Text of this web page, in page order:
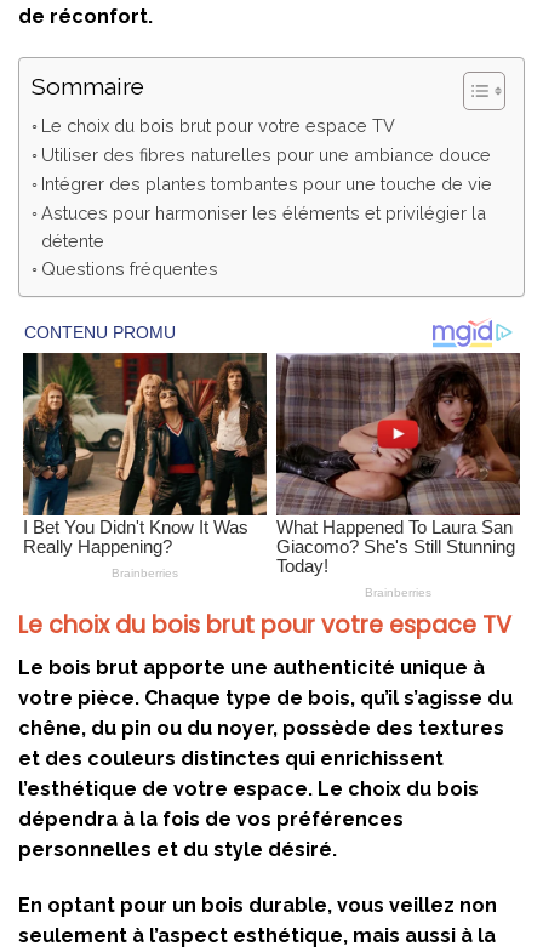
de réconfort.
Sommaire
Le choix du bois brut pour votre espace TV
Utiliser des fibres naturelles pour une ambiance douce
Intégrer des plantes tombantes pour une touche de vie
Astuces pour harmoniser les éléments et privilégier la
détente
Questions fréquentes
Le choix du bois brut pour votre espace TV
Le bois brut apporte une authenticité unique à
votre pièce. Chaque type de bois, qu’il s’agisse du
chêne, du pin ou du noyer, possède des textures
et des couleurs distinctes qui enrichissent
l’esthétique de votre espace. Le choix du bois
dépendra à la fois de vos préférences
personnelles et du style désiré.
En optant pour un bois durable, vous veillez non
seulement à l’aspect esthétique, mais aussi à la